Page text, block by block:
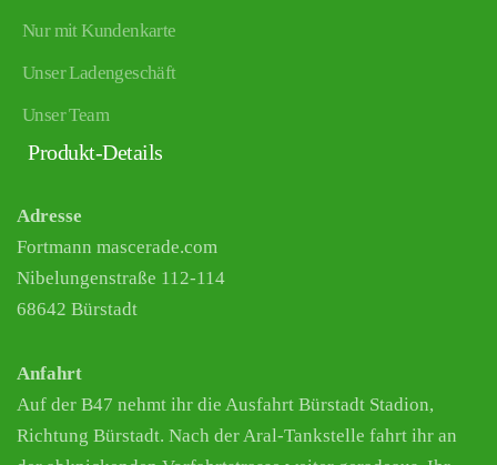
Nur mit Kundenkarte
Unser Ladengeschäft
Unser Team
Produkt-Details
Adresse
Fortmann mascerade.com
Nibelungenstraße 112-114
68642 Bürstadt
Anfahrt
Auf der B47 nehmt ihr die Ausfahrt Bürstadt Stadion,
Richtung Bürstadt. Nach der Aral-Tankstelle fahrt ihr an